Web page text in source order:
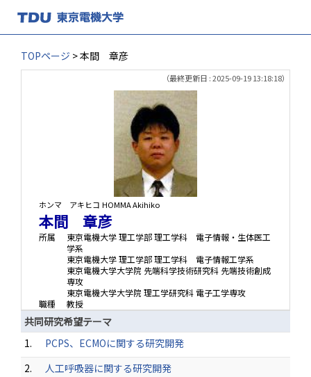
TOPページ > 本間 章彦
（最終更新日 : 2025-09-19 13:18:18）
ホンマ アキヒコ HOMMA Akihiko
本間 章彦
所属
東京電機大学 理工学部 理工学科 電子情報・生体医工
学系
東京電機大学 理工学部 理工学科 電子情報工学系
東京電機大学大学院 先端科学技術研究科 先端技術創成
専攻
東京電機大学大学院 理工学研究科 電子工学専攻
職種
教授
共同研究希望テーマ
1.
PCPS、ECMOに関する研究開発
2.
人工呼吸器に関する研究開発